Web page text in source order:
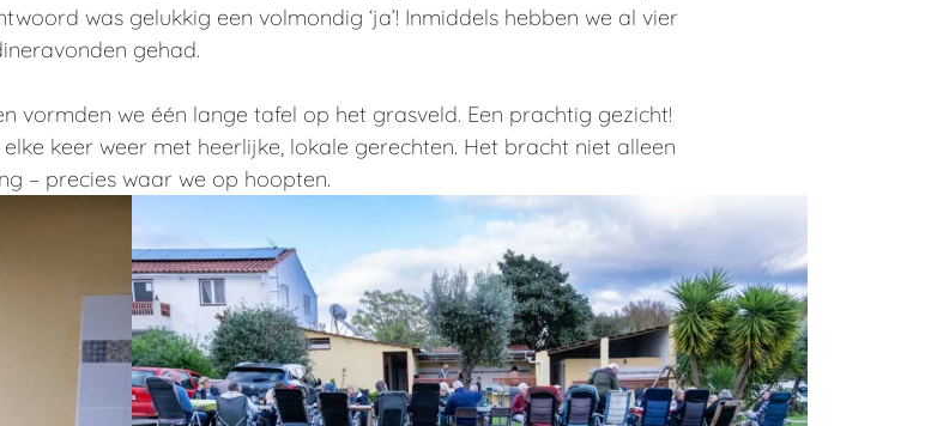
was gelukkig een volmondig ‘ja’! Inmiddels hebben we al vier
gehad.
vormden we één lange tafel op het grasveld. Een prachtig gezicht!
keer weer met heerlijke, lokale gerechten. Het bracht niet alleen
– precies waar we op hoopten.